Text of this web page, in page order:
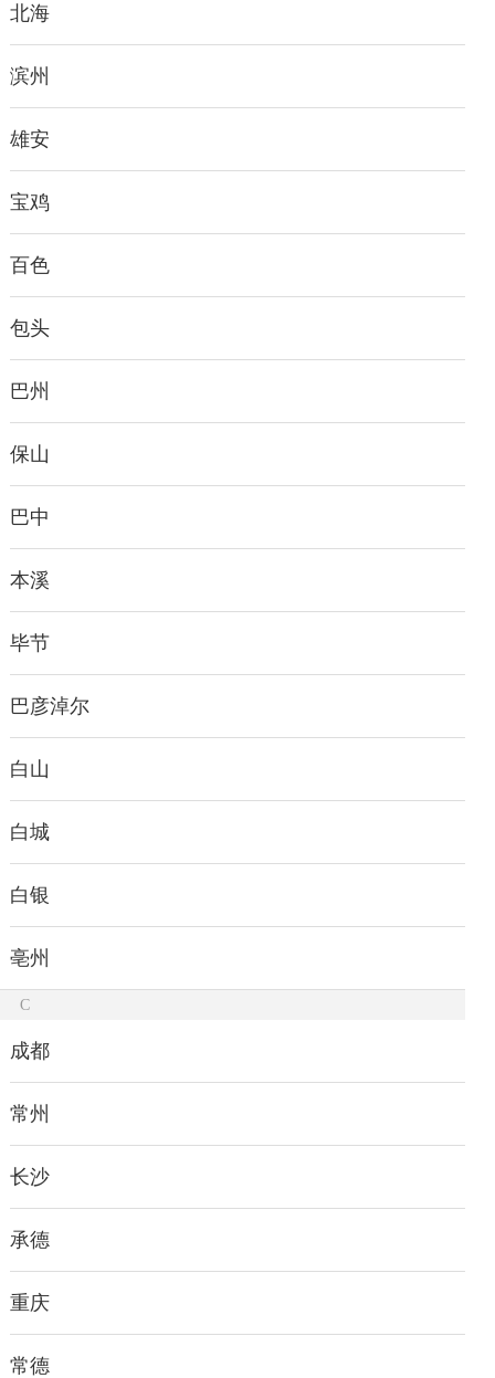
北海
滨州
雄安
宝鸡
百色
包头
巴州
保山
巴中
本溪
毕节
巴彦淖尔
白山
白城
白银
亳州
C
成都
常州
长沙
承德
重庆
常德